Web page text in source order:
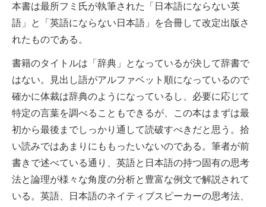
本書は最所フミ氏が執筆された「日本語にならない英
語」と「英語にならない日本語」を合冊して改定出版さ
れたものである。
書籍のタイトルは「辞典」となっているが決して辞書で
はない。見出し語がアルファベット順になっているので
確かに体裁は辞典のようになっているし、必要に応じて
特定の言葉を調べることもできるが、この本はまずは最
初から最後までしっかり通して読破すべきだと思う。拾
い読みではあまりにももったいないのである。筆者が前
書きで述べている通り、英語と日本語の持つ固有の思考
法と論理が様々な角度の分析と豊富な例文で解説されて
いる。英語、日本語のネイティブスピーカーの思考法、